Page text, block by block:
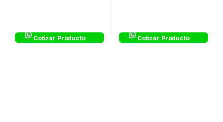
Cotizar Producto Cotizar Producto